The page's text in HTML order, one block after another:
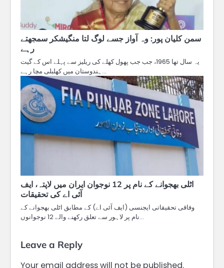
سمن کلیان پور: وہ آواز جسے لوگ لتا منگیشکر سمجھتے
رہے
یہ سال تھا 1965، جب جب پھول کھلے کی ریلیز سے پہلے اس کے گیت
ہندوستان میں کھلبلی مچا رہے…
اٹلی بھجوانے کے نام پر 12 نوجوان ایران میں لاپتہ، ایف
آئی اے کی تحقیقات
وفاقی تحقیقاتی ایجنسی (ایف آئی اے) کے مطابق اٹلی بھجوانے کے
نام پر لاہور سے تعلق رکھنے والے 12 نوجوانوں…
Leave a Reply
Your email address will not be published.